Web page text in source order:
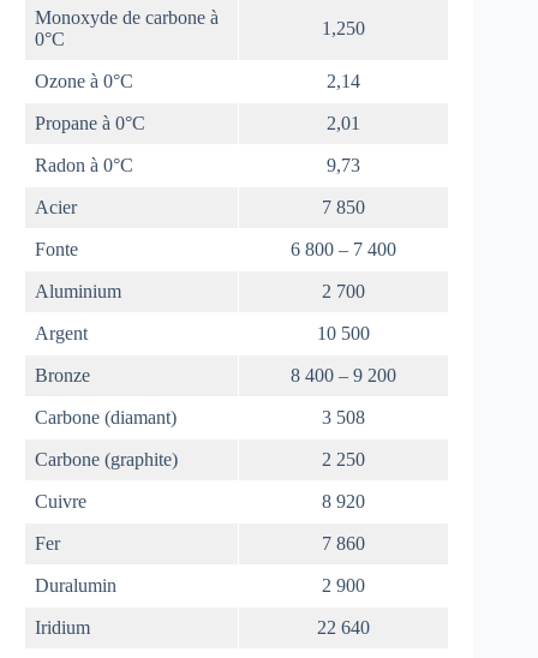
Monoxyde de carbone à
0°C
1,250
Ozone à 0°C 2,14
Propane à 0°C 2,01
Radon à 0°C 9,73
Acier 7 850
Fonte 6 800 – 7 400
Aluminium 2 700
Argent 10 500
Bronze 8 400 – 9 200
Carbone (diamant) 3 508
Carbone (graphite) 2 250
Cuivre 8 920
Fer 7 860
Duralumin 2 900
Iridium 22 640